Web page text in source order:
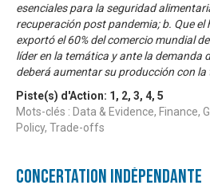
esenciales para la seguridad
recuperación post pandemia; b. Que
exportó el 60% del comercio mundial
líder en la temática y ante la demanda
deberá aumentar su producción con la
Piste(s) d'Action: 1 , 2, 3, 4, 5
Mots-clés : Data & Evidence, Finance,
Policy, Trade-offs
Concertation Indépendante